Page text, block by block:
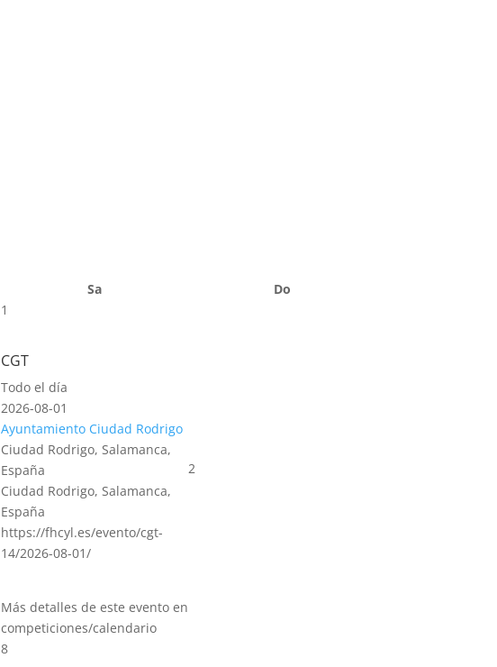
Sa
Do
1
CGT
Todo el día
2026-08-01
Ayuntamiento Ciudad Rodrigo
Ciudad Rodrigo, Salamanca,
España
Ciudad Rodrigo, Salamanca,
España
https://fhcyl.es/evento/cgt-
14/2026-08-01/
Más detalles de este evento en
competiciones/calendario
2
8